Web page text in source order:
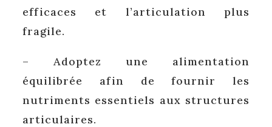
efficaces et l’articulation plus
fragile.
– Adoptez une alimentation
équilibrée afin de fournir les
nutriments essentiels aux structures
articulaires.